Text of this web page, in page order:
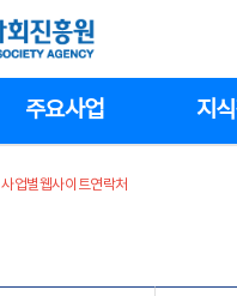
주요사업 지
>
사업별웹사이트연락처